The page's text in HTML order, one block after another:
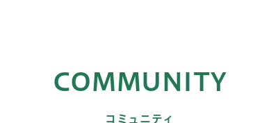
COMMUNITY
コミュニティ